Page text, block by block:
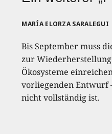
MARÍA ELORZA SARALEGUI
Bis September muss
zur
Ökosysteme
vorliegenden Entwurf
nicht vollständig ist.